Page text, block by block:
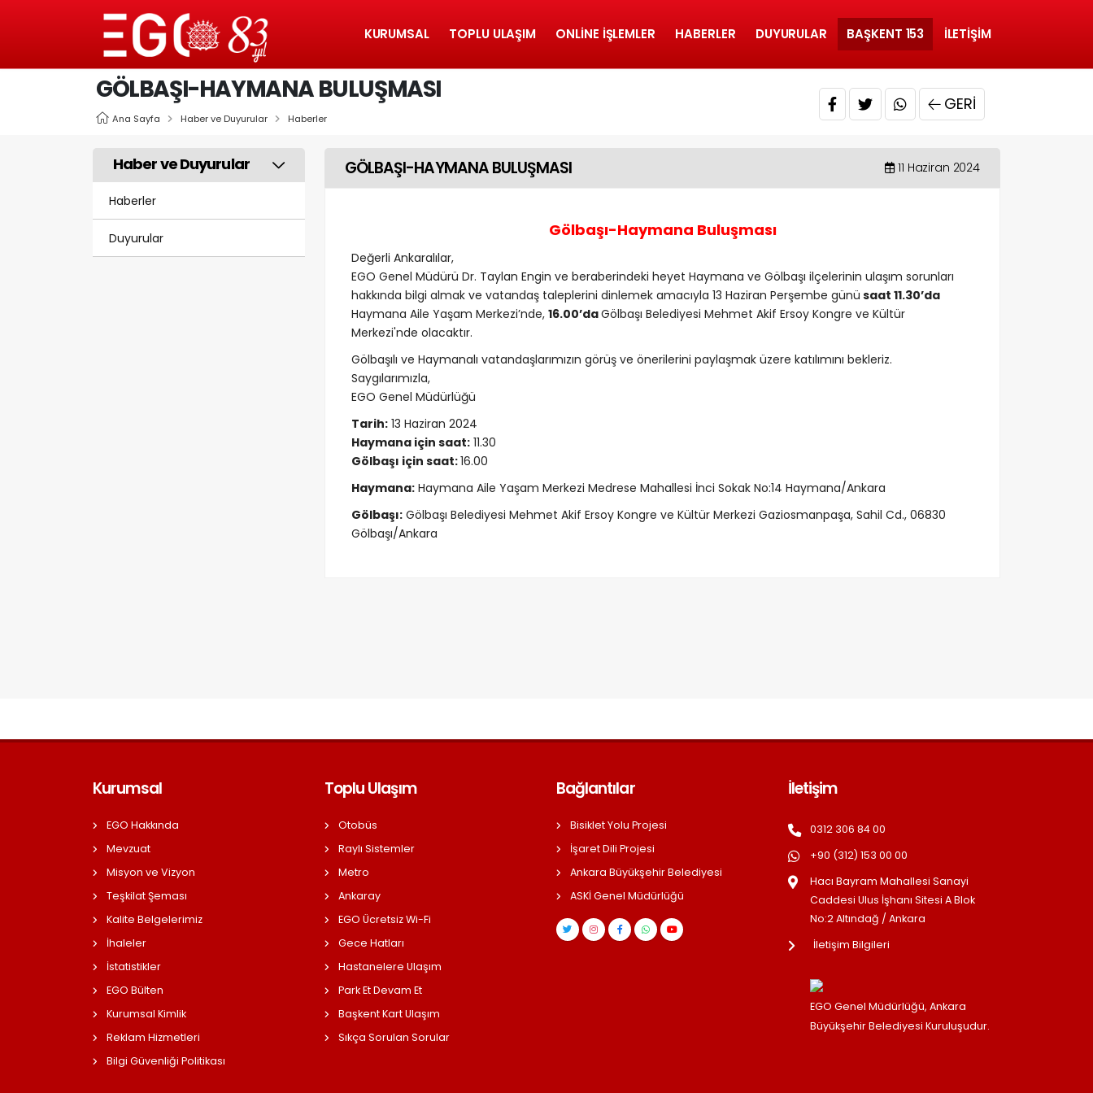
KURUMSAL TOPLU ULAŞIM ONLINE İŞLEMLER HABERLER DUYURULAR BAŞKENT 153 İLETIŞIM
GÖLBAŞI-HAYMANA BULUŞMASI
Ana Sayfa Haber ve Duyurular Haberler
GERI
Haber ve Duyurular
Haberler
Duyurular
GÖLBAŞI-HAYMANA BULUŞMASI 11 Haziran 2024
Gölbaşı-Haymana Buluşması
Değerli Ankaralılar,
EGO Genel Müdürü Dr. Taylan Engin ve beraberindeki heyet Haymana ve Gölbaşı ilçelerinin ulaşım sorunları
hakkında bilgi almak ve vatandaş taleplerini dinlemek amacıyla 13 Haziran Perşembe günü saat 11.30’da
Haymana Aile Yaşam Merkezi’nde, 16.00’daGölbaşı Belediyesi Mehmet Akif Ersoy Kongre ve Kültür
Merkezi'nde olacaktır.
Gölbaşılı ve Haymanalı vatandaşlarımızın görüş ve önerilerini paylaşmak üzere katılımını bekleriz.
Saygılarımızla,
EGO Genel Müdürlüğü
Tarih: 13 Haziran 2024
Haymana için saat: 11.30
Gölbaşı için saat:16.00
Haymana: Haymana Aile Yaşam Merkezi Medrese Mahallesi İnci Sokak No:14 Haymana/Ankara
Gölbaşı: Gölbaşı Belediyesi Mehmet Akif Ersoy Kongre ve Kültür Merkezi Gaziosmanpaşa, Sahil Cd., 06830
Gölbaşı/Ankara
Kurumsal
EGO Hakkında
Mevzuat
Misyon ve Vizyon
Teşkilat Şeması
Kalite Belgelerimiz
İhaleler
İstatistikler
EGO Bülten
Kurumsal Kimlik
Reklam Hizmetleri
Bilgi Güvenliği Politikası
Toplu Ulaşım
Otobüs
Raylı Sistemler
Metro
Ankaray
EGO Ücretsiz Wi-Fi
Gece Hatları
Hastanelere Ulaşım
Park Et Devam Et
Başkent Kart Ulaşım
Sıkça Sorulan Sorular
Bağlantılar
Bisiklet Yolu Projesi
İşaret Dili Projesi
Ankara Büyükşehir Belediyesi
ASKİ Genel Müdürlüğü
İletişim
0312 306 84 00
+90 (312) 153 00 00
Hacı Bayram Mahallesi Sanayi
Caddesi Ulus İşhanı Sitesi A Blok
No:2 Altındağ / Ankara
İletişim Bilgileri
EGO Genel Müdürlüğü, Ankara
Büyükşehir Belediyesi Kuruluşudur.